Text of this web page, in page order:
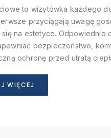
to wizytówka każdego
przyciągają uwagę
na estetyce. Odpowiednio
bezpieczeństwo,
ochronę przed utratą
WIĘCEJ